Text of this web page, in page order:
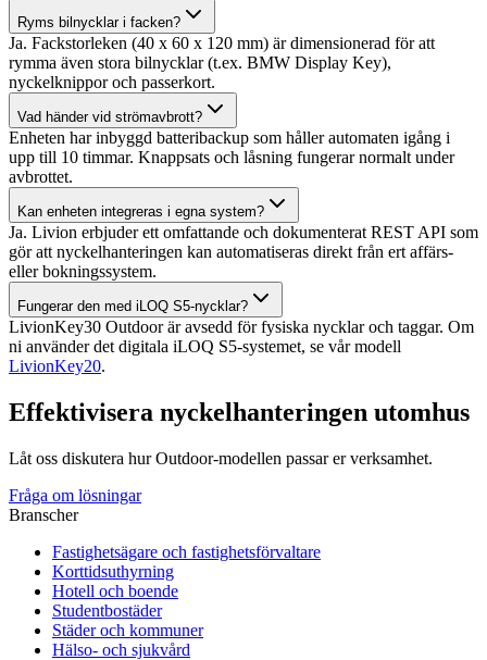
Ryms bilnycklar i facken?
Ja. Fackstorleken (40 x 60 x 120 mm) är dimensionerad för att
rymma även stora bilnycklar (t.ex. BMW Display Key),
nyckelknippor och passerkort.
Vad händer vid strömavbrott?
Enheten har inbyggd batteribackup som håller automaten igång i
upp till 10 timmar. Knappsats och låsning fungerar normalt under
avbrottet.
Kan enheten integreras i egna system?
Ja. Livion erbjuder ett omfattande och dokumenterat REST API som
gör att nyckelhanteringen kan automatiseras direkt från ert affärs-
eller bokningssystem.
Fungerar den med iLOQ S5-nycklar?
LivionKey30 Outdoor är avsedd för fysiska nycklar och taggar. Om
ni använder det digitala iLOQ S5-systemet, se vår modell
LivionKey20.
Effektivisera nyckelhanteringen utomhus
Låt oss diskutera hur Outdoor-modellen passar er verksamhet.
Fråga om lösningar
Branscher
Fastighetsägare och fastighetsförvaltare
Korttidsuthyrning
Hotell och boende
Studentbostäder
Städer och kommuner
Hälso- och sjukvård